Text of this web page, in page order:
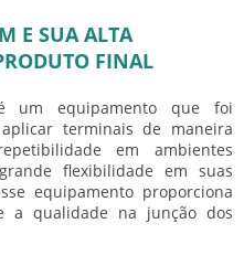
E SUA ALTA
FINAL
um equipamento que foi
terminais de maneira
em ambientes
flexibilidade em suas
equipamento proporciona
a qualidade na junção dos